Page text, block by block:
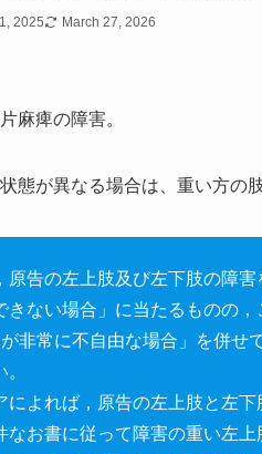
2025 March 27, 2026
麻痺の障害。
態が異なる場合は、重い方の
原告の左上肢及び左下肢の障
きない場合」に当たるものの
が非常に不自由な場合」を併
によれば，原告の左上肢と左
なお書に従って障害の重い左